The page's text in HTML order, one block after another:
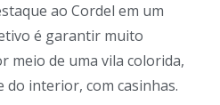
ao Cordel em um
é garantir muito
meio de uma vila colorida,
do interior, com casinhas.